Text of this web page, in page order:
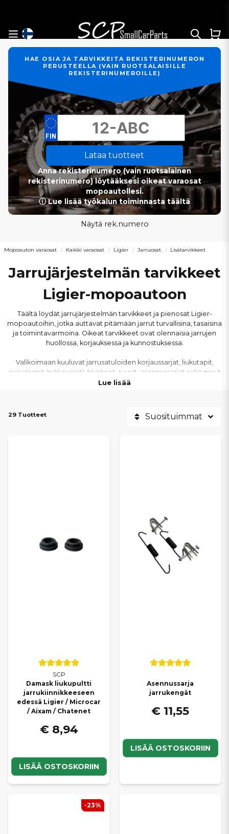
HAE OSIA JA TARVIKKEITA REKISTERINUMERON
PERUSTEELLA (VAIN RUOTSALAISILLE
REKISTERINUMEROILLE)
Lataa tuotteet
Anna rekisterinumero (vain ruotsalainen
rekisterinumero) löytääksesi oikeat varaosat
mopoautollesi.
ⓘ Lue lisää työkalun toiminnasta täältä
Näytä rek.numero
Mopoauton varaosat Kaikki varaosat Ligier Jarruosat Lisätarvikkeet
Jarrujärjestelmän tarvikkeet
Ligier-mopoautoon
Täältä löydät jarrujärjestelmän tarvikkeet ja pienosat Ligier-
mopoautoihin, jotka auttavat pitämään jarrut turvallisina, tasaisina
ja toimintavarmoina. Oikeat tarvikkeet ovat olennaisia jarrujen
huollossa, korjauksessa ja kunnostuksessa.
Valikoimaan kuuluvat jarrusatuloiden korjaussarjat, liukutapit,
suojakumit (pölysuojat), tiivisteet, ruuvit, asennussarjat sekä muut
tärkeät jarrujärjestelmän komponentit, jotka varmistavat
Kaikki tuotteet on mitoitettu tarkasti ja ne sopivat Ligier-malleihin
Lue lisää
29 Tuotteet Suosituimmat
SCP
Damask liukupultti
jarrukiinnikkeeseen
edessä Ligier / Microcar
/ Aixam / Chatenet
€ 8,94
LISÄÄ OSTOSKORIIN
Asennussarja
jarrukengät
€ 11,55
LISÄÄ OSTOSKORIIN
-23%